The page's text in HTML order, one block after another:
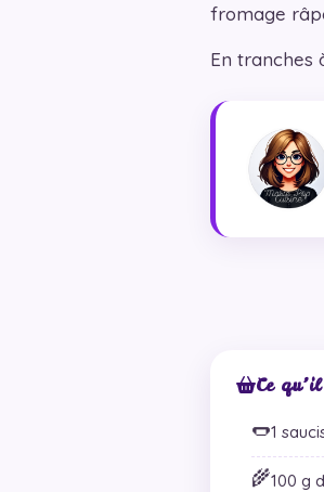
fromage
En tranches
Ce
🌭1
🌾100 g